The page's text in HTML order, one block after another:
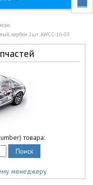
карбон 2шт. AWCC-16-03
товара:
менеджеру